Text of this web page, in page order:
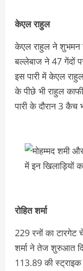
केएल राहुल
केएल राहुल ने शुभमन
बल्‍लेबाज ने 47 गेंदों
इस पारी में केएल
के पीछे भी राहुल
पारी के दौरान 3 कैच
रोहित शर्मा
229 रनों का टारगेट
शर्मा ने तेज शुरुआत
113.89 की